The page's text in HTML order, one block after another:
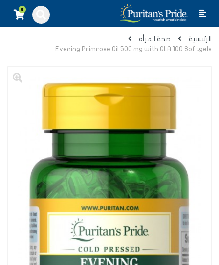
0
الرئيسية
صحة المرأه
Evening Primrose Oil 500 mg with GLA 100 Softgels